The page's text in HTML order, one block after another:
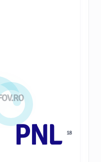
PNL 18